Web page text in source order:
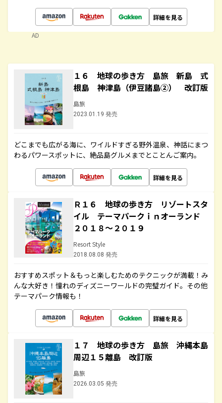
詳細を見る
AD
１６ 地球の歩き方 島旅 新島 式
根島 神津島（伊豆諸島②） 改訂版
島旅
2023.01.19 発売
どこまでも広がる海に、ワイルドすぎる野外温泉、神話にまつ
わるパワースポットに、絶品島グルメまでとことんご案内。
詳細を見る
Ｒ１６ 地球の歩き方 リゾートスタ
イル テーマパークｉｎオーランド
２０１８～２０１９
Resort Style
2018.08.08 発売
おすすめスポット＆もっと楽しむためのテクニックが満載！み
んな大好き！憧れのディズニーワールドの完璧ガイド。その他
テーマパーク情報も！
詳細を見る
１７ 地球の歩き方 島旅 沖縄本島
周辺１５離島 改訂版
島旅
2026.03.05 発売